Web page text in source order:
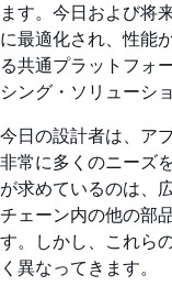
ます。今日および将
に最適化され、性能
る共通プラットフォ
シング・ソリューシ
今日の設計者は、ア
非常に多くのニーズ
が求めているのは、
チェーン内の他の部
す。しかし、これら
く異なってきます。